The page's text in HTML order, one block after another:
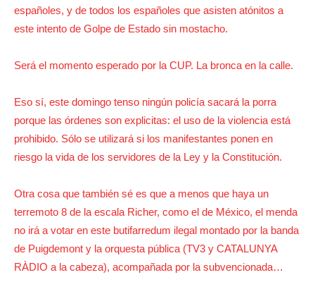
españoles, y de todos los españoles que asisten atónitos a
este intento de Golpe de Estado sin mostacho.
Será el momento esperado por la CUP. La bronca en la calle.
Eso sí, este domingo tenso ningún policía sacará la porra
porque las órdenes son explicitas: el uso de la violencia está
prohibido. Sólo se utilizará si los manifestantes ponen en
riesgo la vida de los servidores de la Ley y la Constitución.
Otra cosa que también sé es que a menos que haya un
terremoto 8 de la escala Richer, como el de México, el menda
no irá a votar en este butifarredum ilegal montado por la banda
de Puigdemont y la orquesta pública (TV3 y CATALUNYA
RÀDIO a la cabeza), acompañada por la subvencionada…